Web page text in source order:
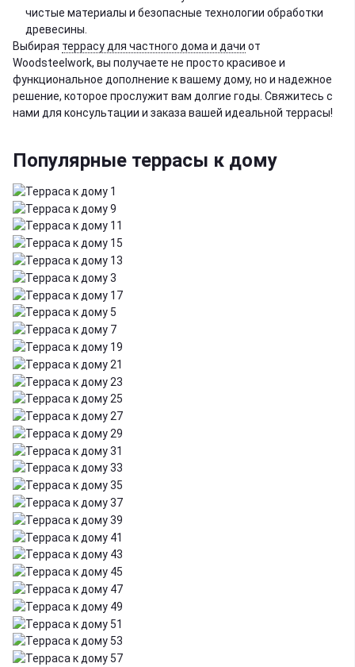
чистые материалы и безопасные технологии обработки
древесины.
Выбирая террасу для частного дома и дачи от
Woodsteelwork, вы получаете не просто красивое и
функциональное дополнение к вашему дому, но и надежное
решение, которое прослужит вам долгие годы. Свяжитесь с
нами для консультации и заказа вашей идеальной террасы!
Популярные террасы к дому